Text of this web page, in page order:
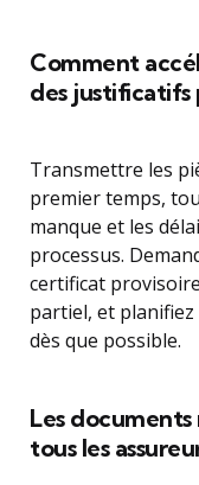
Comment
des justificatifs
Transmettre les
premier temps,
manque et les
processus.
certificat
partiel, et planifiez
dès que possible.
Les
tous les